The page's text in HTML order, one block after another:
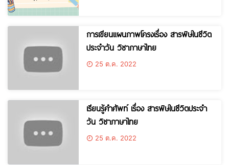
การเขียนแผนภาพโครงเรื่อง สารพิษในชีวิต
ประจำวัน วิชาภาษาไทย
25 ต.ค. 2022
เรียนรู้คำศัพท์ เรื่อง สารพิษในชีวิตประจำ
วัน วิชาภาษาไทย
25 ต.ค. 2022